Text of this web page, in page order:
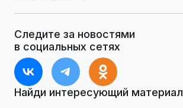
Следите за новостями
в социальных сетях
Найди интересующий материал